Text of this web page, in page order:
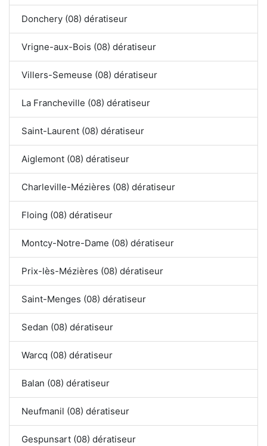
Donchery (08) dératiseur
Vrigne-aux-Bois (08) dératiseur
Villers-Semeuse (08) dératiseur
La Francheville (08) dératiseur
Saint-Laurent (08) dératiseur
Aiglemont (08) dératiseur
Charleville-Mézières (08) dératiseur
Floing (08) dératiseur
Montcy-Notre-Dame (08) dératiseur
Prix-lès-Mézières (08) dératiseur
Saint-Menges (08) dératiseur
Sedan (08) dératiseur
Warcq (08) dératiseur
Balan (08) dératiseur
Neufmanil (08) dératiseur
Gespunsart (08) dératiseur